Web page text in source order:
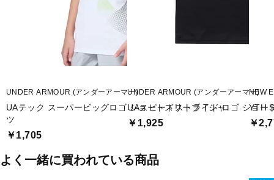
UNDER ARMOUR (アンダーアーマー)
UAテック スーパービッグロゴ ショートスリーブ Tシャ
ツ
￥1,705
UNDER ARMOUR (アンダーアーマー)
UAスピードストライド ロゴ ショー
￥1,925
NEW
YTH
￥
よく一緒に買われている商品